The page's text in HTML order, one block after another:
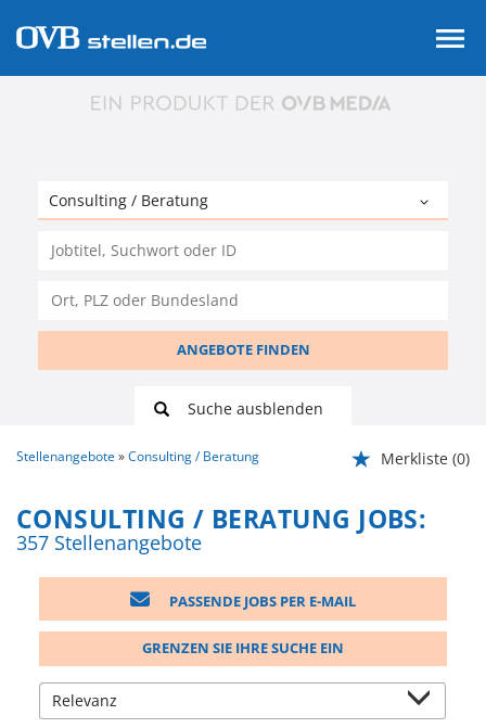
ANGEBOTE FINDEN
Suche ausblenden
Stellenangebote Consulting / Beratung Merkliste (0)
CONSULTING / BERATUNG JOBS:
357 Stellenangebote
PASSENDE JOBS PER E-MAIL
GRENZEN SIE IHRE SUCHE EIN